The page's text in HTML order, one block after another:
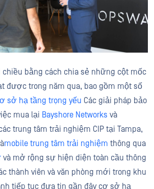
chiều bằng cách chia sẻ những cột mốc
được trong năm qua, bao gồm một số
sở hạ tầng trọng yếu Các giải pháp bảo
mua lại Bayshore Networks và
trung tâm trải nghiệm CIP tại Tampa,
mobile trung tâm trải nghiệm thông qua
và mở rộng sự hiện diện toàn cầu thông
thành viên và văn phòng mới trong khu
tiếp tục đưa tin gần đây cơ sở hạ